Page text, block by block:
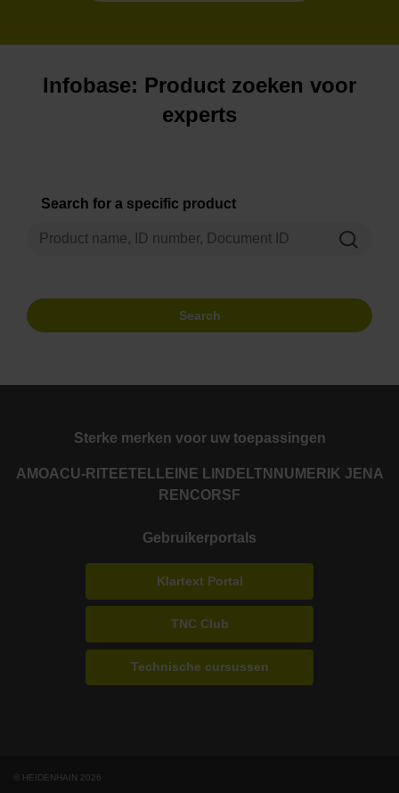
Infobase: Product zoeken voor
experts
Search for a specific product
Search
Sterke merken voor uw toepassingen
AMOACU-RITE ETEL LEINE LINDE LTN NUMERIK JENA
RENCORSF
Gebruikerportals
Klartext Portal
TNC Club
Technische cursussen
© HEIDENHAIN 2026